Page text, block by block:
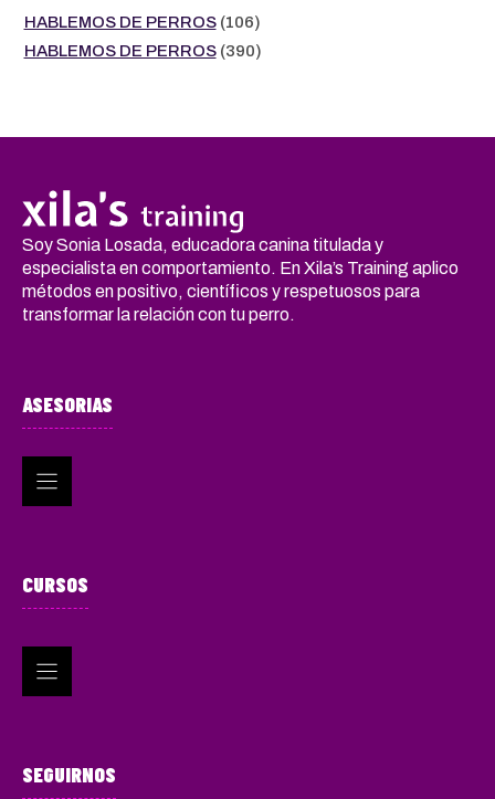
HABLEMOS DE PERROS(106)
HABLEMOS DE PERROS(390)
Soy Sonia Losada, educadora canina titulada y
especialista en comportamiento. En Xila’s Training aplico
métodos en positivo, científicos y respetuosos para
transformar la relación con tu perro.
ASESORIAS
CURSOS
SEGUIRNOS